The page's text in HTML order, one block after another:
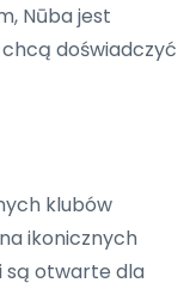
Nūba jest
doświadczyć
klubów
ikonicznych
są otwarte dla